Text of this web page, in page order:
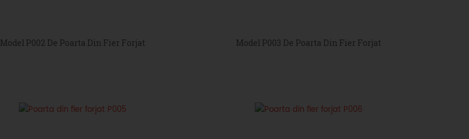
Model P002 De Poarta Din Fier Forjat Model P003 De Poarta Din Fier Forjat